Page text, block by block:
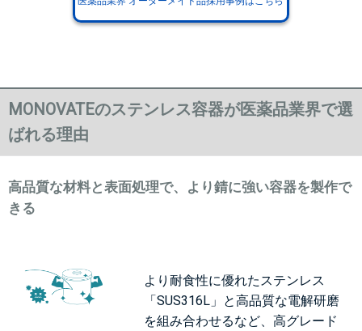
MONOVATEのステンレス容器が医薬品業界で選
ばれる理由
高品質な材料と表面処理で、より錆に強い容器を製作で
きる
より耐食性に優れたステンレス
「SUS316L」と高品質な電解研磨
を組み合わせるなど、高グレード